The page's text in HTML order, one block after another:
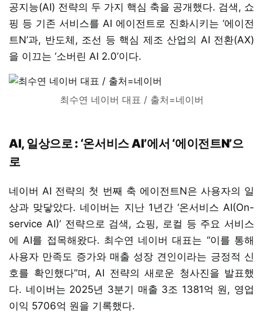
공지능(AI) 전략의 두 가지 핵심 축을 공개했다. 검색, 쇼
핑 등 기존 서비스를 AI 에이전트로 진화시키는 ‘에이전
트N’과, 반도체, 조선 등 핵심 제조 산업의 AI 전환(AX)
을 이끄는 ‘소버린 AI 2.0’이다.
최수연 네이버 대표 / 출처=네이버
AI, 일상으로 : ‘온서비스 AI’에서 ‘에이전트N’으
로
네이버 AI 전략의 첫 번째 축 에이전트N은 사용자의 일
상과 맞닿았다. 네이버는 지난 1년간 ‘온서비스 AI(On-
service AI)’ 전략으로 검색, 쇼핑, 로컬 등 주요 서비스
에 AI를 접목해왔다. 최수연 네이버 대표는 “이를 통해
사용자 만족도 증가와 매출 성장 견인이라는 긍정적 신
호를 확인했다”며, AI 전략의 새로운 청사진을 발표했
다. 네이버는 2025년 3분기 매출 3조 1381억 원, 영업
이익 5706억 원을 기록했다.